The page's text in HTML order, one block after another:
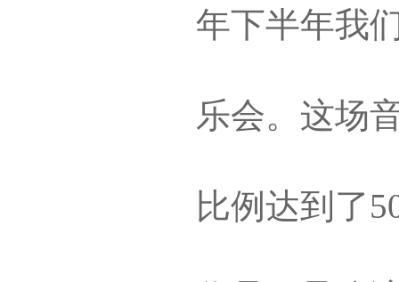
年下半年我
乐会。这场
比例达到了